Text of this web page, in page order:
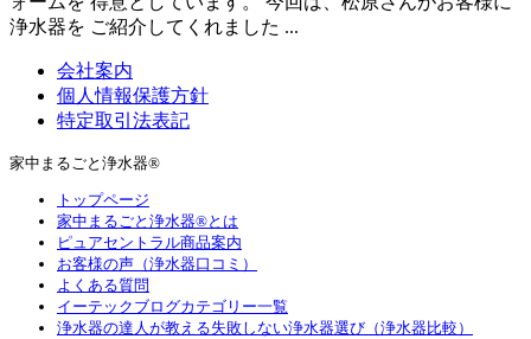
浄水器を ご紹介してくれました ...
会社案内
個人情報保護方針
特定取引法表記
家中まるごと浄水器®
トップページ
家中まるごと浄水器®とは
ピュアセントラル商品案内
お客様の声（浄水器口コミ）
よくある質問
イーテックブログカテゴリー一覧
浄水器の達人が教える失敗しない浄水器選び（浄水器比較）